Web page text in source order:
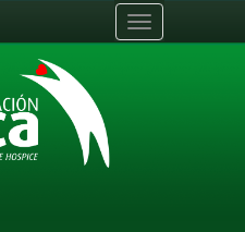
Toggle
navigation